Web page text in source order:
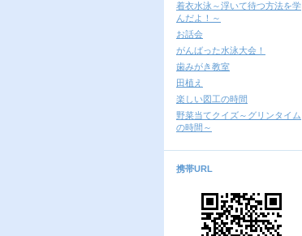
着衣水泳～浮いて待つ方法を学
んだよ！～
お話会
がんばった水泳大会！
歯みがき教室
田植え
楽しい図工の時間
野菜当てクイズ～グリンタイム
の時間～
携帯URL